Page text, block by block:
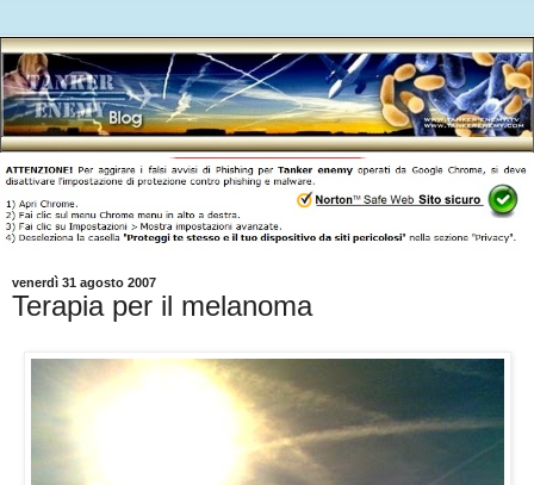
venerdì 31 agosto 2007
Terapia per il melanoma